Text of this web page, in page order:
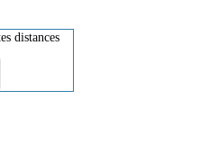
distances